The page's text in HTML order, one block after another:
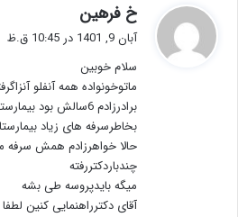
خ فرهین
ف
آبان 9, 1401 در 10:45 ق.ظ
سلام خوبین
ماتوخونواده همه آنفلو
برادرزادم 6سالش بود بیمارستان بستری شد
بخاطرسرفه های زیاد
حالا خواهرزادم همش سرفه
چندباردکتررفته
میگه بایدپروسه طی بشه
آقای دکترراهنمایی کنین لطفا